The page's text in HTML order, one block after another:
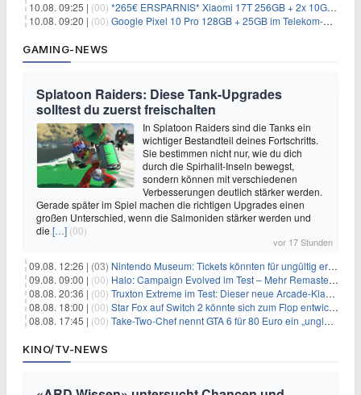
10.08. 09:25 | (00) *265€ ERSPARNIS* Xiaomi 17T 256GB + 2x 10GB im o2-Netz für ~9,98€/Monat
10.08. 09:20 | (00) Google Pixel 10 Pro 128GB + 25GB im Telekom-Netz für ~24,99€/Monat (effektiv -9,85€/Monat)
GAMING-NEWS
Splatoon Raiders: Diese Tank-Upgrades
solltest du zuerst freischalten
In Splatoon Raiders sind die Tanks ein
wichtiger Bestandteil deines Fortschritts.
Sie bestimmen nicht nur, wie du dich
durch die Spirhalit-Inseln bewegst,
sondern können mit verschiedenen
Verbesserungen deutlich stärker werden.
Gerade später im Spiel machen die richtigen Upgrades einen
großen Unterschied, wenn die Salmoniden stärker werden und
die […] (00)
vor 17 Stunden
09.08. 12:26 | (03) Nintendo Museum: Tickets könnten für ungültig erklärt werden!
09.08. 09:00 | (00) Halo: Campaign Evolved im Test – Mehr Remaster als Remake
08.08. 20:36 | (00) Truxton Extreme im Test: Dieser neue Arcade-Klassiker verzeiht dir gar nichts
08.08. 18:00 | (00) Star Fox auf Switch 2 könnte sich zum Flop entwickeln
08.08. 17:45 | (00) Take-Two-Chef nennt GTA 6 für 80 Euro ein „unglaubliches Schnäppchen“
KINO/TV-NEWS